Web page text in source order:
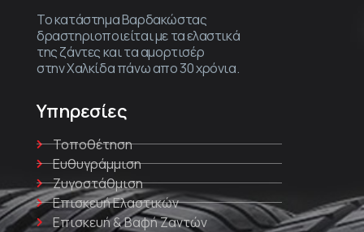
Το κατάστημα Βαρδακώστας
δραστηριοποιείται με τα ελαστικά
της ζάντες και τα αμορτισέρ
στην Χαλκίδα πάνω απο 30 χρόνια.
Υπηρεσίες
Τοποθέτηση
Ευθυγράμμιση
Ζυγοστάθμιση
Επισκευή Ελαστικών
Επισκευή & Βαφή Ζαντών